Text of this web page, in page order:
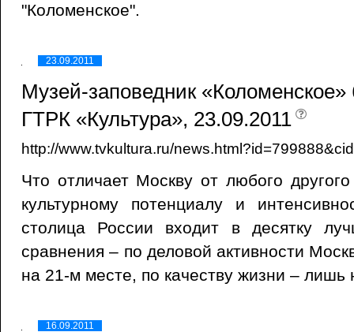
"Коломенское".
23.09.2011
Музей-заповедник «Коломенское»
ГТРК «Культура», 23.09.2011
http://www.tvkultura.ru/
Что отличает Москву от любого
культурному потенциалу и
столица России входит в десятку
сравнения – по деловой активности
на 21-м месте, по качеству жизни – лишь
16.09.2011